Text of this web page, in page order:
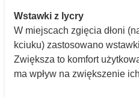
Wstawki z lycry
W miejscach zgięcia dłoni
kciuku) zastosowano
Zwiększa to komfort
ma wpływ na zwiększenie